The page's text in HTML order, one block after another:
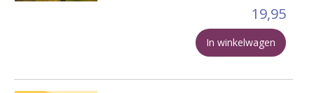
19,95
In winkelwagen